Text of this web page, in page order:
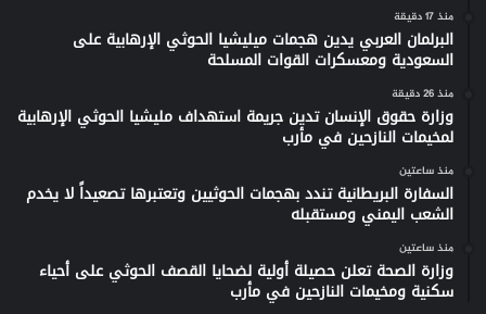
منذ 17 دقيقة
البرلمان العربي يدين هجمات ميليشيا الحوثي الإرهابية على
السعودية ومعسكرات القوات المسلحة
منذ 26 دقيقة
وزارة حقوق الإنسان تدين جريمة استهداف مليشيا الحوثي الإرهابية
لمخيمات النازحين في مأرب
منذ ساعتين
السفارة البريطانية تندد بهجمات الحوثيين وتعتبرها تصعيداً لا يخدم
الشعب اليمني ومستقبله
منذ ساعتين
وزارة الصحة تعلن حصيلة أولية لضحايا القصف الحوثي على أحياء
سكنية ومخيمات النازحين في مأرب